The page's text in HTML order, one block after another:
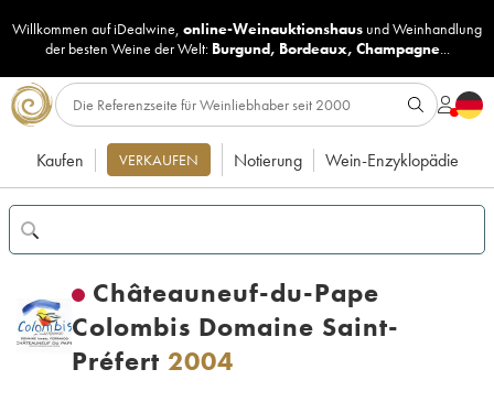
Willkommen auf iDealwine, online-Weinauktionshaus undWeinhandlung
der besten Weine der Welt: Burgund, Bordeaux, Champagne...
Kaufen VERKAUFEN Notierung Wein-Enzyklopädie
Châteauneuf-du-Pape
Colombis Domaine Saint-
Préfert 2004